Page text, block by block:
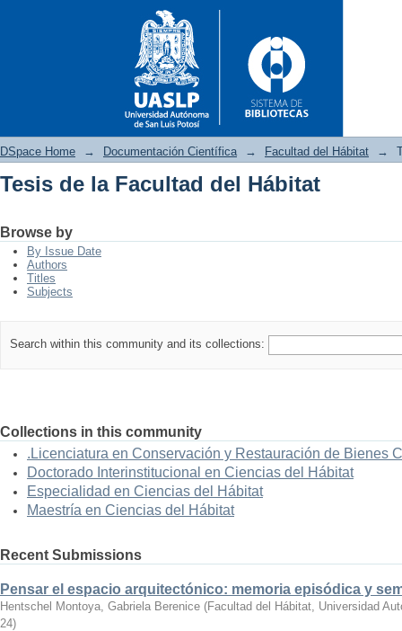
DSpace Home → Documentación Científica → Facultad del Hábitat →
Tesis de la Facultad del Hábitat
Browse by
By Issue Date
Authors
Titles
Subjects
Search within this community and its collections:
Collections in this community
.Licenciatura en Conservación y Restauración de Bienes
Doctorado Interinstitucional en Ciencias del Hábitat
Especialidad en Ciencias del Hábitat
Maestría en Ciencias del Hábitat
Recent Submissions
Pensar el espacio arquitectónico: memoria episódica y
Hentschel Montoya, Gabriela Berenice (Facultad del Hábitat, Universidad
24)